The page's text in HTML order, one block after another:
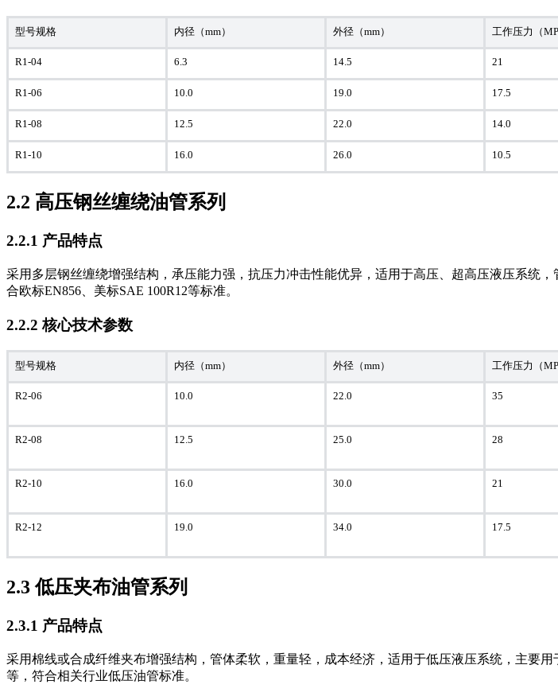
型号规格 内径（mm） 外径（mm） 工作压力（
R1-04 6.3 14.5 21
R1-06 10.0 19.0 17.5
R1-08 12.5 22.0 14.0
R1-10 16.0 26.0 10.5
2.2 高压钢丝缠绕油管系列
2.2.1 产品特点
采用多层钢丝缠绕增强结构，承压能力强，抗压力冲击性能优异，适用于高压、超高压液压系统
合欧标EN856、美标SAE 100R12等标准。
2.2.2 核心技术参数
型号规格 内径（mm） 外径（mm） 工作压力（
R2-06 10.0 22.0 35
R2-08 12.5 25.0 28
R2-10 16.0 30.0 21
R2-12 19.0 34.0 17.5
2.3 低压夹布油管系列
2.3.1 产品特点
采用棉线或合成纤维夹布增强结构，管体柔软，重量轻，成本经济，适用于低压液压系统，主要
等，符合相关行业低压油管标准。